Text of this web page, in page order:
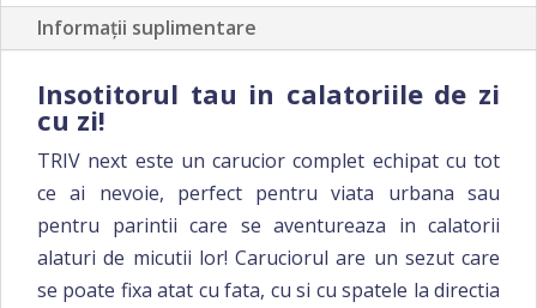
Informații suplimentare
Insotitorul tau in calatoriile de zi
cu zi!
TRIV next este un carucior complet echipat cu tot
ce ai nevoie, perfect pentru viata urbana sau
pentru parintii care se aventureaza in calatorii
alaturi de micutii lor! Caruciorul are un sezut care
se poate fixa atat cu fata, cu si cu spatele la directia